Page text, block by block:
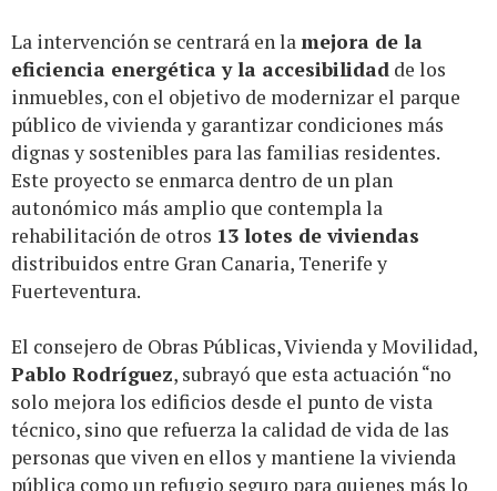
La intervención se centrará en lamejora de la
eficiencia energética y la accesibilidad de los
inmuebles, con el objetivo de modernizar el parque
público de vivienda y garantizar condiciones más
dignas y sostenibles para las familias residentes.
Este proyecto se enmarca dentro de un plan
autonómico más amplio que contempla la
rehabilitación de otros 13 lotes de viviendas
distribuidos entre Gran Canaria, Tenerife y
Fuerteventura.
El consejero de Obras Públicas, Vivienda y Movilidad,
Pablo Rodríguez, subrayó que esta actuación “no
solo mejora los edificios desde el punto de vista
técnico, sino que refuerza la calidad de vida de las
personas que viven en ellos y mantiene la vivienda
pública como un refugio seguro para quienes más lo